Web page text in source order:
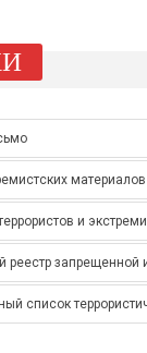
материалов
и
реестр запрещенной
список